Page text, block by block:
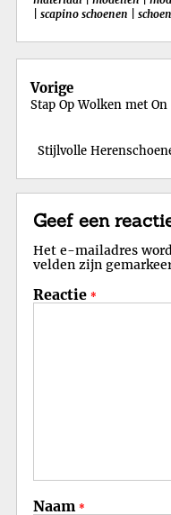
scapino schoenen
Vorige
Stap Op Wolken met
Stijlvolle
Geef een
Het e-mailadres
velden zijn
Reactie *
Naam *